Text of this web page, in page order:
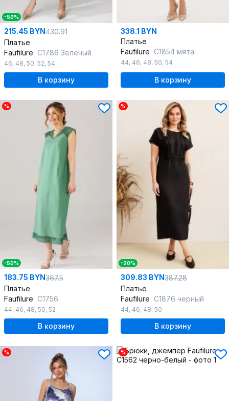
-50%
215.45 BYN430.91
Платье
Faufilure C1786 Зеленый
46, 48, 50, 52, 54
В корзину
338.1 BYN
Платье
Faufilure C1854 мята
44, 46, 48, 50, 54
В корзину
%
-50%
183.75 BYN367.5
Платье
Faufilure C1756
44, 46, 48, 50, 52
В корзину
%
-20%
309.83 BYN387.28
Платье
Faufilure C1876 черный
44, 46, 48, 50
В корзину
% %